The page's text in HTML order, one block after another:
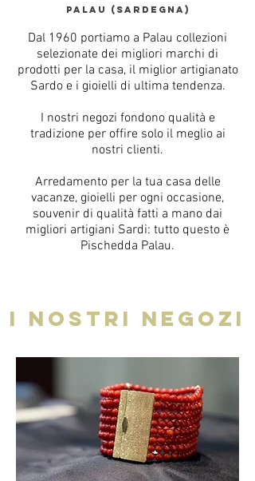
PALAU (SARDEGNA)
Dal 1960 portiamo a Palau collezioni
selezionate dei migliori marchi di
prodotti per la casa, il miglior artigianato
Sardo e i gioielli di ultima tendenza.
I nostri negozi fondono qualità e
tradizione per offire solo il meglio ai
nostri clienti.
Arredamento per la tua casa delle
vacanze, gioielli per ogni occasione,
souvenir di qualità fatti a mano dai
migliori artigiani Sardi: tutto questo è
Pischedda Palau.
I NOSTRI NEGOZI